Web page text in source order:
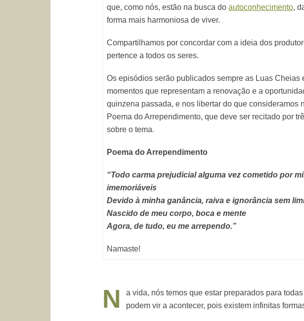
que, como nós, estão na busca do autoconhecimento,
forma mais harmoniosa de viver.
Compartilhamos por concordar com a ideia dos
pertence a todos os seres.
Os episódios serão publicados sempre as Luas Cheias
momentos que representam a renovação e a
quinzena passada, e nos libertar do que consideramos
Poema do Arrependimento, que deve ser recitado por
sobre o tema.
Poema do Arrependimento
“Todo carma prejudicial alguma vez cometido por
imemoriáveis
Devido à minha ganância, raiva e ignorância sem
Nascido de meu corpo, boca e mente
Agora, de tudo, eu me arrependo.”
Namaste!
N
a vida, nós temos que estar preparados para
podem vir a acontecer, pois existem infinitas